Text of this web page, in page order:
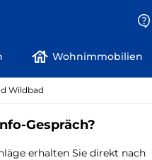
Wohnimmobilien
Wildbad
Gespräch?
erhalten Sie direkt nach